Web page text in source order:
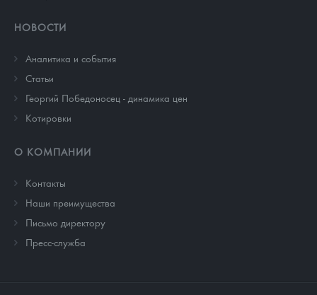
НОВОСТИ
Аналитика и события
Cтатьи
Георгий Победоносец - динамика цен
Котировки
О КОМПАНИИ
Контакты
Наши преимущества
Письмо директору
Пресс-служба